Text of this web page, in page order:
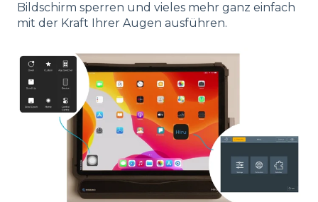
Bildschirm sperren und vieles mehr ganz einfach
mit der Kraft Ihrer Augen ausführen.